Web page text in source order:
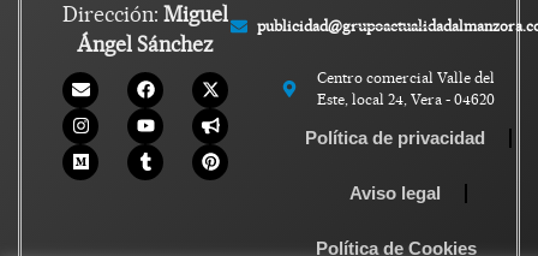
Dirección: Miguel
Ángel Sánchez
Centro comercial Valle del
Este, local 24, Vera - 04620
Política de privacidad
Aviso legal
Política de Cookies